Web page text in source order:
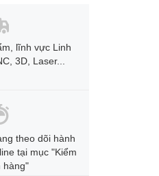
lĩnh vực Linh
3D, Laser...
theo dõi hành
tại mục "Kiểm
hàng"